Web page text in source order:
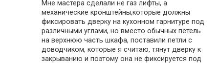
Мне мастера сделали не газ лифты, а
механические кронштейны,которые должны
фиксировать дверку на кухонном гарнитуре под
различными углами, но вместо обычных петель
на верхнюю часть шкафа, поставили петли с
доводчиком, которые я считаю, тянут дверку к
закрыванию и поэтому она не фиксируется под